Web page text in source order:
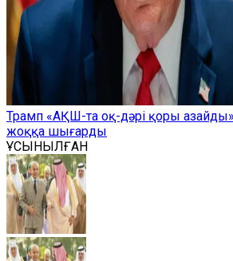
Трамп «АҚШ-та оқ-дәрі қоры
жоққа шығарды
ҰСЫНЫЛҒАН